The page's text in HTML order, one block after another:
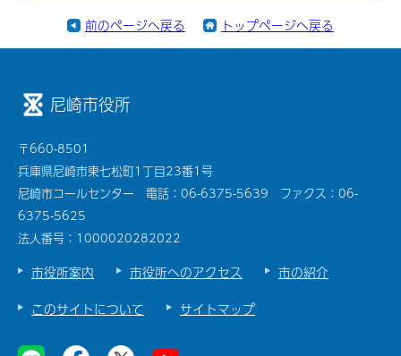
前のページへ戻る トップページへ戻る
尼崎市役所
〒660-8501
兵庫県尼崎市東七松町1丁目23番1号
尼崎市コールセンター 電話：06-6375-5639 ファクス：06-
6375-5625
法人番号：1000020282022
市役所案内 市役所へのアクセス
市の紹介
このサイトについて
サイトマップ